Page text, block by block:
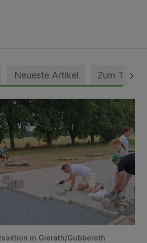
Neueste Artikel Zum Thema
den Weg zum Festzelt
in Gierath/Gubberath